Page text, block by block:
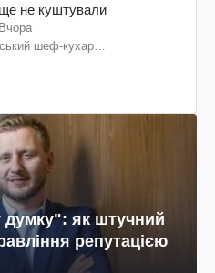
ще не куштували
Вчора
шеф-кухар
як штучний
репутацією